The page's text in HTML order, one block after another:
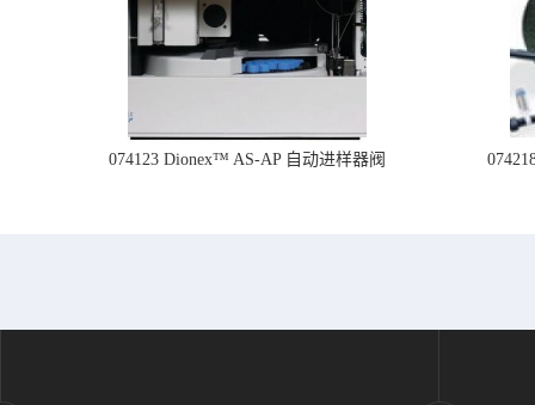
074123 Dionex™ AS-AP 自动进样器阀